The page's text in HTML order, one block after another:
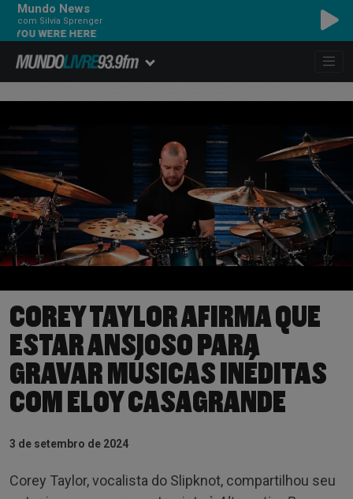
Mundo News
com Silvia Sprenger
WERE HERE
COREY TAYLOR AFIRMA QUE
ESTAR ANSIOSO PARA
GRAVAR MÚSICAS INÉDITAS
COM ELOY CASAGRANDE
3 de setembro de 2024
Corey Taylor, vocalista do Slipknot, compartilhou seu